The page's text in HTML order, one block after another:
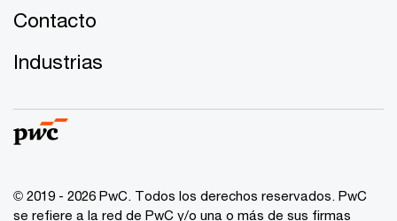
Contacto
Industrias
© 2019 - 2026 PwC. Todos los derechos reservados. PwC
se refiere a la red de PwC y/o una o más de sus firmas